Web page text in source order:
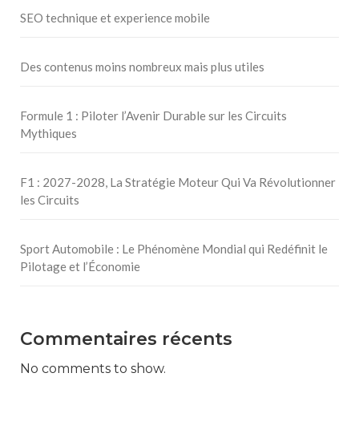
SEO technique et experience mobile
Des contenus moins nombreux mais plus utiles
Formule 1 : Piloter l’Avenir Durable sur les Circuits
Mythiques
F1 : 2027-2028, La Stratégie Moteur Qui Va Révolutionner
les Circuits
Sport Automobile : Le Phénomène Mondial qui Redéfinit le
Pilotage et l’Économie
Commentaires récents
No comments to show.